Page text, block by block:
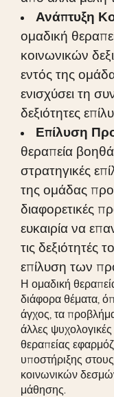
Ανάπτυξη
ομαδική
κοινωνικών
εντός της
ενισχύσει τη
δεξιότητες
Επίλυση
θεραπεία
στρατηγικές
της ομάδας
διαφορετικές
ευκαιρία να
τις δεξιότητές
επίλυση των
Η ομαδική
διάφορα θέματα,
άγχος, τα
άλλες
θεραπείας
υποστήριξης
κοινωνικών
μάθησης.